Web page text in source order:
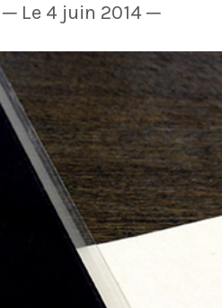
─ Le 4 juin 2014 ─